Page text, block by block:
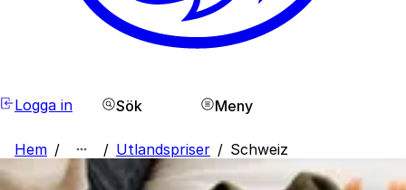
Logga in Sök Meny
Hem / / Utlandspriser / Schweiz